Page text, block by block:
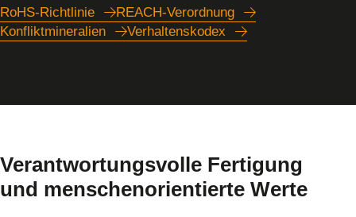
RoHS-Richtlinie
REACH-Verordnung
Konfliktmineralien
Verhaltenskodex
Verantwortungsvolle Fertigung
und menschenorientierte Werte